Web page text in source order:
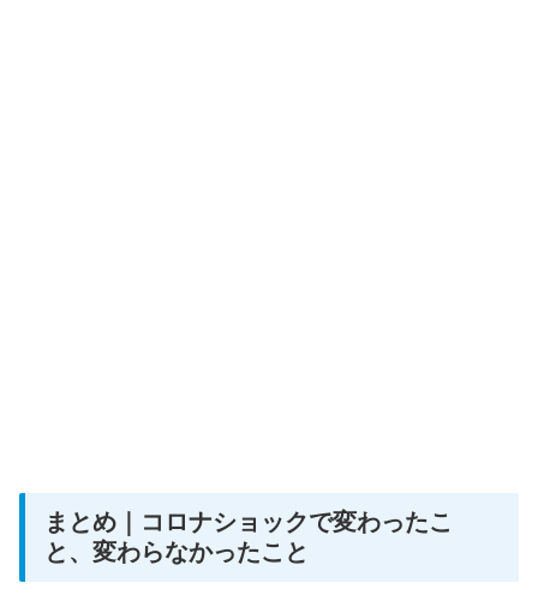
まとめ｜コロナショックで変わったこ
と、変わらなかったこと